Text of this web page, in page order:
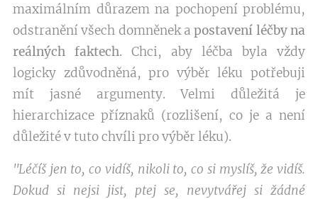
maximálním důrazem na pochopení problému,
odstranění všech domněnek apostavení léčby na
reálných faktech. Chci, aby léčba byla vždy
logicky zdůvodněná, pro výběr léku potřebuji
mít jasné argumenty. Velmi důležitá je
hierarchizace příznaků (rozlišení, co je a není
důležité v tuto chvíli pro výběr léku).
"Léčíš jen to, co vidíš, nikoli to, co si myslíš, že vidíš.
Dokud si nejsi jist, ptej se, nevytvářej si žádné